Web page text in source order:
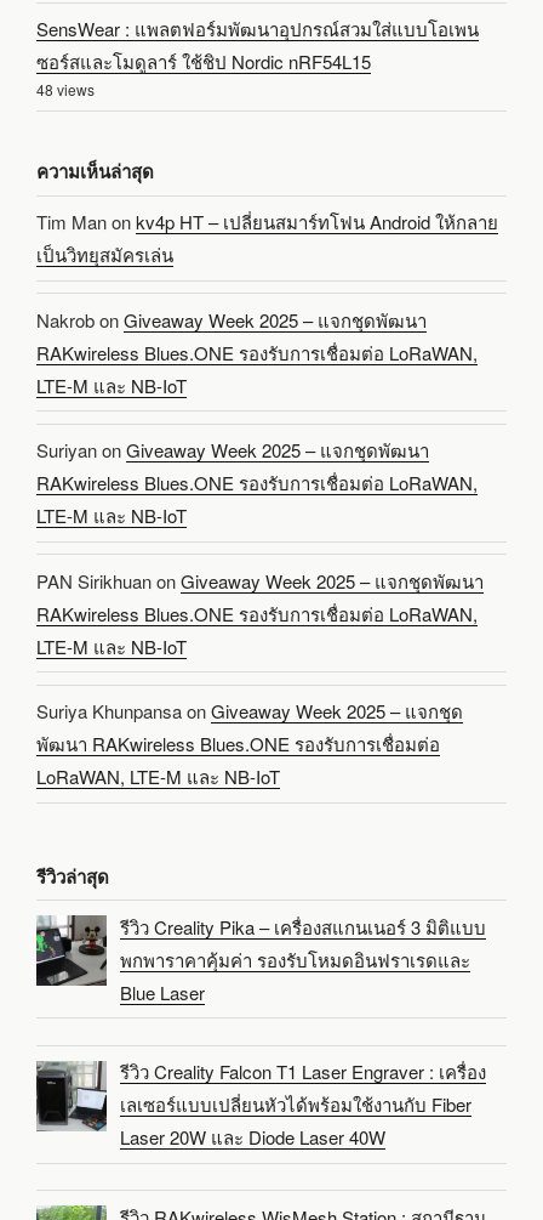
SensWear : แพลตฟอร์มพัฒนาอุปกรณ์สวมใส่แบบโอเพน
ซอร์สและโมดูลาร์ ใช้ชิป Nordic nRF54L15
48 views
ความเห็นล่าสุด
Tim Manonkv4p HT – เปลี่ยนสมาร์ทโฟน Android ให้กลาย
เป็นวิทยุสมัครเล่น
NakrobonGiveaway Week 2025 – แจกชุดพัฒนา
RAKwireless Blues.ONE รองรับการเชื่อมต่อ LoRaWAN,
LTE-M และ NB-IoT
SuriyanonGiveaway Week 2025 – แจกชุดพัฒนา
RAKwireless Blues.ONE รองรับการเชื่อมต่อ LoRaWAN,
LTE-M และ NB-IoT
PAN SirikhuanonGiveaway Week 2025 – แจกชุดพัฒนา
RAKwireless Blues.ONE รองรับการเชื่อมต่อ LoRaWAN,
LTE-M และ NB-IoT
Suriya KhunpansaonGiveaway Week 2025 – แจกชุด
พัฒนา RAKwireless Blues.ONE รองรับการเชื่อมต่อ
LoRaWAN, LTE-M และ NB-IoT
รีวิวล่าสุด
รีวิว Creality Pika – เครื่องสแกนเนอร์ 3 มิติแบบ
พกพาราคาคุ้มค่า รองรับโหมดอินฟราเรดและ
Blue Laser
รีวิว Creality Falcon T1 Laser Engraver : เครื่อง
เลเซอร์แบบเปลี่ยนหัวได้พร้อมใช้งานกับ Fiber
Laser 20W และ Diode Laser 40W